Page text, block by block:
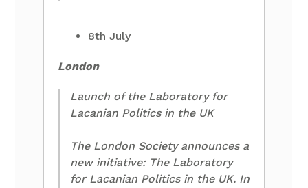
8th July
London
Launch of the Laboratory for
Lacanian Politics in the UK
The London Society announces a
new initiative: The Laboratory
for Lacanian Politics in the UK. In